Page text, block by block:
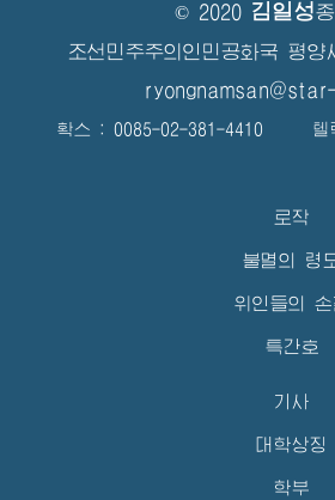
© 2020 김일성
조선민주주의인민공화국 평
확스 : 0085-02-381-4410 텔
로작
불멸의 령
위인들의 손
특간호
기사
대학상징
학부